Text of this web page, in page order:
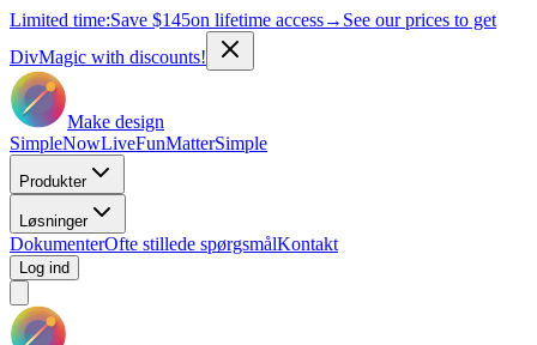
Limited time:Save $145on lifetime access→ See our prices to get
DivMagic with discounts!
Make design
SimpleNowLiveFunMatterSimple
Produkter
Løsninger
DokumenterOfte stillede spørgsmålKontakt
Log ind